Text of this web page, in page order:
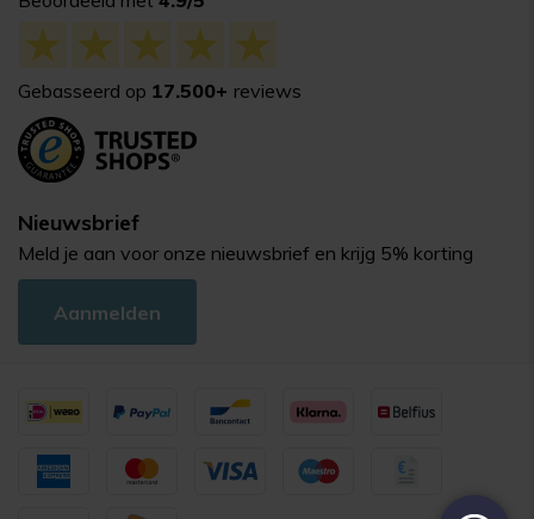
Gebasseerd op 17.500+ reviews
Nieuwsbrief
Meld je aan voor onze nieuwsbrief en krijg 5% korting
Aanmelden